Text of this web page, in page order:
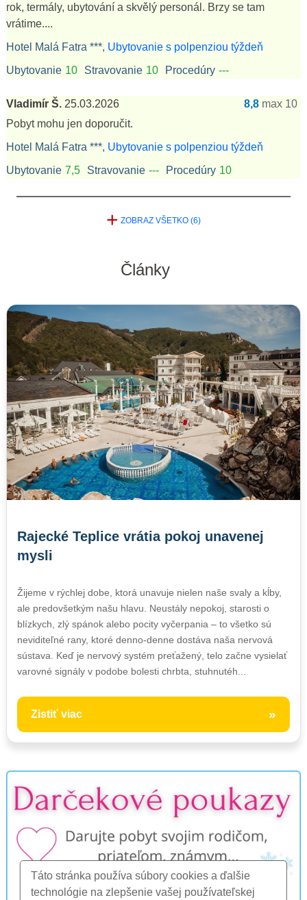
Táto stránka používa súbory cookies a ďalšie
technológie na zlepšenie vašej používateľskej
rok, termály, ubytování a skvělý personál. Brzy se tam
vrátime....
Hotel Malá Fatra ***, Ubytovanie s polpenziou týždeň
Ubytovanie 10 Stravovanie 10 Procedúry ---
Vladimír Š. 25.03.2026 8,8 max 10
Pobyt mohu jen doporučit.
Hotel Malá Fatra ***, Ubytovanie s polpenziou týždeň
Ubytovanie 7,5 Stravovanie --- Procedúry 10
+ ZOBRAZ VŠETKO (6)
Články
Rajecké Teplice vrátia pokoj unavenej
mysli
Žijeme v rýchlej dobe, ktorá unavuje nielen naše svaly a kĺby,
ale predovšetkým našu hlavu. Neustály nepokoj, starosti o
blízkych, zlý spánok alebo pocity vyčerpania – to všetko sú
neviditeľné rany, ktoré denno-denne dostáva naša nervová
sústava. Keď je nervový systém preťažený, telo začne vysielať
varovné signály v podobe bolesti chrbta, stuhnutéh...
Zistiť viac »